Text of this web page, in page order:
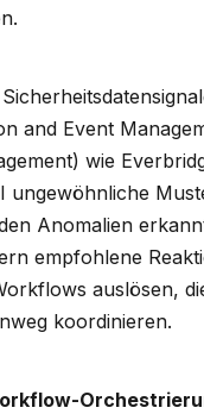
and Event
wie
ungewöhnliche
Anomalien
empfohlene
auslösen,
koordinieren.